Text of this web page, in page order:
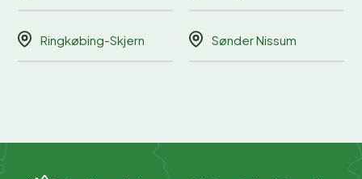
Ringkøbing-Skjern Sønder Nissum